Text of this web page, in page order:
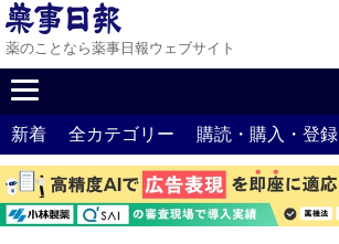
薬のことなら薬事日報ウェブサイト
新着 全カテゴリー 購読・購入・登録